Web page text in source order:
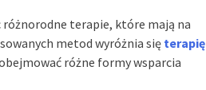
terapie, które mają na
metod wyróżnia się terapię
różne formy wsparcia